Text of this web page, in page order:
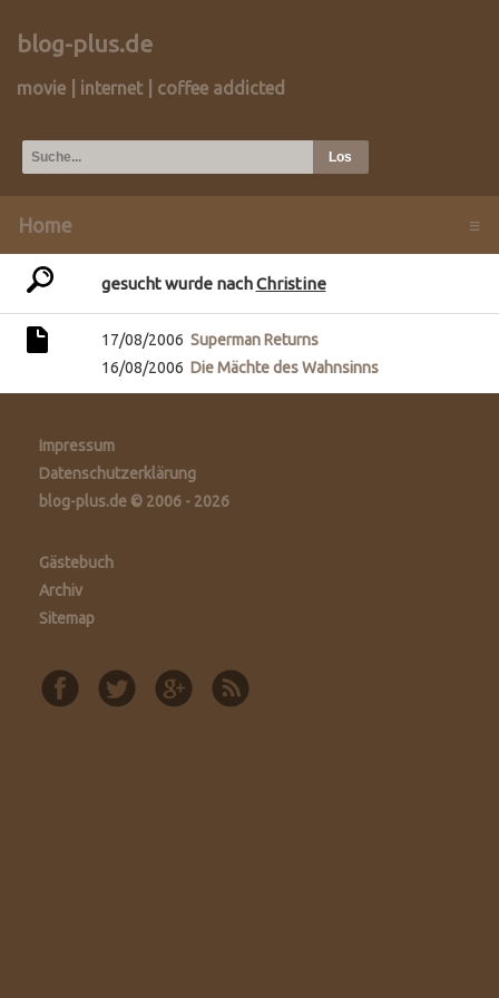
blog-plus.de
movie | internet | coffee addicted
Home ≡
gesucht wurde nachChristine
17/08/2006 Superman Returns
16/08/2006 Die Mächte des Wahnsinns
Impressum
Datenschutzerklärung
blog-plus.de © 2006 - 2026
Gästebuch
Archiv
Sitemap